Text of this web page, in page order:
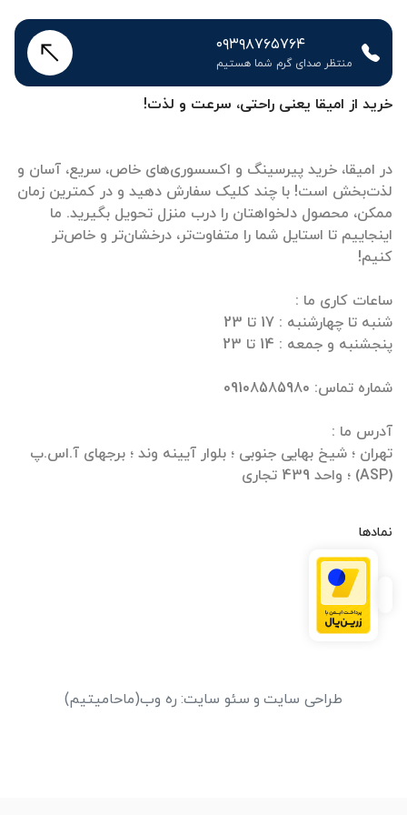
خرید از امیقا یعنی راحتی، سرعت و لذت!
در امیقا، خرید پیرسینگ و اکسسوری‌های خاص، سریع، آسان و
لذت‌بخش است! با چند کلیک سفارش دهید و در کمترین زمان
ممکن، محصول دلخواهتان را درب منزل تحویل بگیرید. ما
اینجاییم تا استایل شما را متفاوت‌تر، درخشان‌تر و خاص‌تر
تهران ؛ شیخ بهایی جنوبی ؛ بلوار آیینه وند ؛ برجهای آ.اس.پ
(ASP) ؛ واحد 439 تجاری
نمادها
۰۹۳۹۸۷۶۵۷۶۴
منتظر صدای گرم شما هستیم
طراحی سایت و سئو سایت: ره وب(ماحامیتیم)